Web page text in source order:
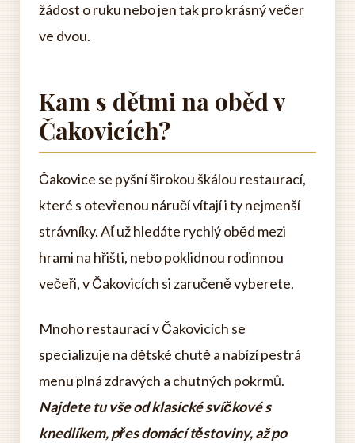
žádost o ruku nebo jen tak pro krásný večer
ve dvou.
Kam s dětmi na oběd v
Čakovicích?
Čakovice se pyšní širokou škálou restaurací,
které s otevřenou náručí vítají i ty nejmenší
strávníky. Ať už hledáte rychlý oběd mezi
hrami na hřišti, nebo poklidnou rodinnou
večeři, v Čakovicích si zaručeně vyberete.
Mnoho restaurací v Čakovicích se
specializuje na dětské chutě a nabízí pestrá
menu plná zdravých a chutných pokrmů.
Najdete tu vše od klasické svíčkové s
knedlíkem, přes domácí těstoviny, až po